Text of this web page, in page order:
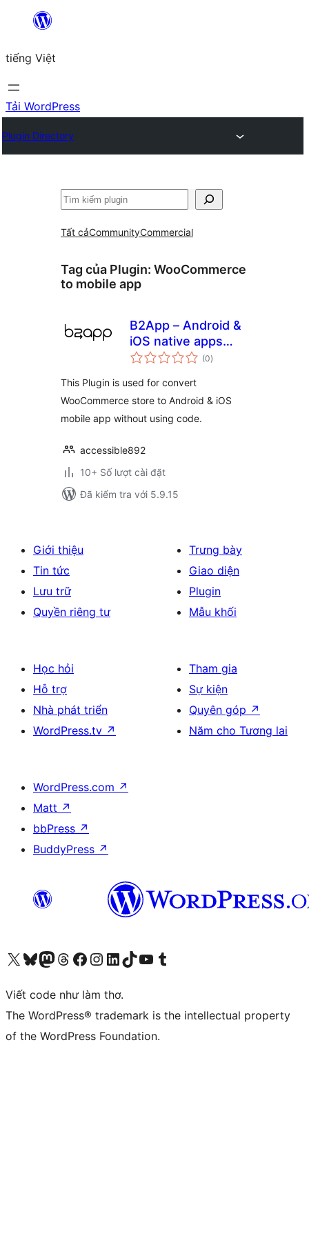
Chuyển
phần
nội
dung
tiếng Việt
Tải WordPress
Plugin Directory
Tìm
Tất cảCommunityCommercial
Tag của Plugin: WooCommerce
to mobile app
B2App – Android &
iOS native apps
builder without
(0tổng
đánh
)
This Plugin is used for convert
WooCommerce store to Android & iOS
mobile app without using code.
accessible892
10+ Số lượt cài đặt
Đã kiểm tra với 5.9.15
Giới thiệu
Tin tức
Lưu trữ
Quyền riêng tư
Trưng bày
Giao diện
Plugin
Mẫu khối
Học hỏi
Hỗ trợ
Nhà phát triển
WordPress.tv ↗
Tham gia
Sự kiện
Quyên góp ↗
Năm cho Tương lai
WordPress.com ↗
Matt ↗
bbPress ↗
BuddyPress ↗
Truy cập tài khoản X (trước đây là Twitter) của chúng tôiVisit our Bluesky account
Visit our Mastodon account
Visit our Threads account
Xem trang Facebook của chúng tôiTruy cập tài khoản Instagram của chúng tôiTruy cập tài khoản LinkedIn của chúng tôiVisit our TikTok account
Truy cập kênh YouTube của chúng tôi Visit our Tumblr account
Viết code như làm thơ.
The WordPress® trademark is the intellectual property
of the WordPress Foundation.